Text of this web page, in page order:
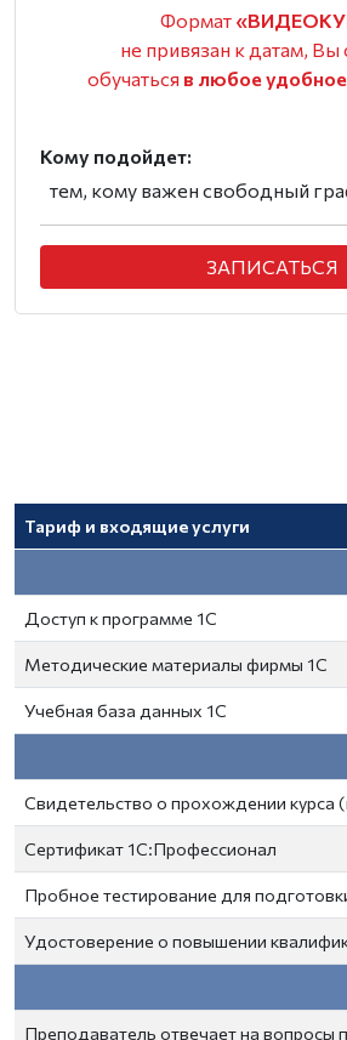
Формат
не привязан к датам,
обучаться в любое
Кому подойдет:
тем, кому важен свободный
ЗАПИСАТЬСЯ
Тариф и входящие услуги
Доступ к программе 1С
Методические материалы фирмы 1С
Учебная база данных 1С
Свидетельство о прохождении курса
Сертификат 1С:Профессионал
Пробное тестирование для
Удостоверение о повышении
Преподаватель отвечает на вопросы